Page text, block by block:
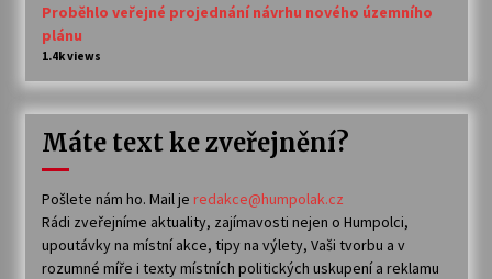
Proběhlo veřejné projednání návrhu nového územního
plánu
1.4k views
Máte text ke zveřejnění?
Pošlete nám ho. Mail je redakce@humpolak.cz
Rádi zveřejníme aktuality, zajímavosti nejen o Humpolci,
upoutávky na místní akce, tipy na výlety, Vaši tvorbu a v
rozumné míře i texty místních politických uskupení a reklamu